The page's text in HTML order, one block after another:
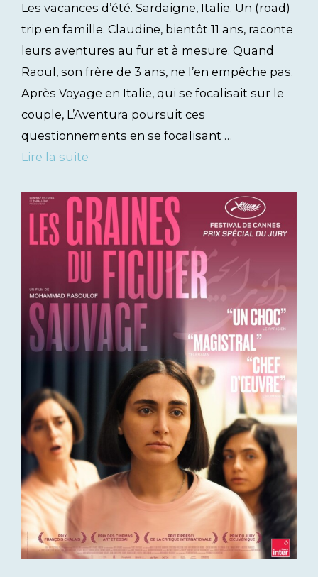
Les vacances d’été. Sardaigne, Italie. Un (road)
trip en famille. Claudine, bientôt 11 ans, raconte
leurs aventures au fur et à mesure. Quand
Raoul, son frère de 3 ans, ne l’en empêche pas.
Après Voyage en Italie, qui se focalisait sur le
couple, L’Aventura poursuit ces
questionnements en se focalisant …
Lire la suite